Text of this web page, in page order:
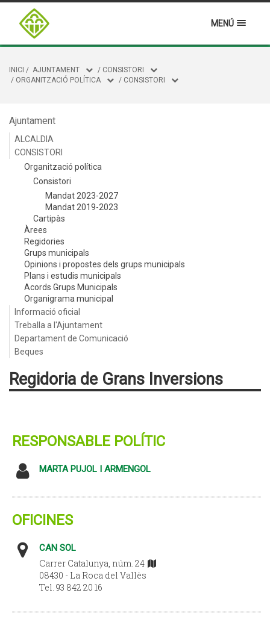
MENÚ
INICI / AJUNTAMENT / CONSISTORI
/ ORGANITZACIÓ POLÍTICA / CONSISTORI
Ajuntament
ALCALDIA
CONSISTORI
Organització política
Consistori
Mandat 2023-2027
Mandat 2019-2023
Cartipàs
Àrees
Regidories
Grups municipals
Opinions i propostes dels grups municipals
Plans i estudis municipals
Acords Grups Municipals
Organigrama municipal
Informació oficial
Treballa a l'Ajuntament
Departament de Comunicació
Beques
Regidoria de Grans Inversions
RESPONSABLE POLÍTIC
MARTA PUJOL I ARMENGOL
OFICINES
CAN SOL
Carrer Catalunya, núm. 24
08430 - La Roca del Vallès
Tel. 93 842 20 16